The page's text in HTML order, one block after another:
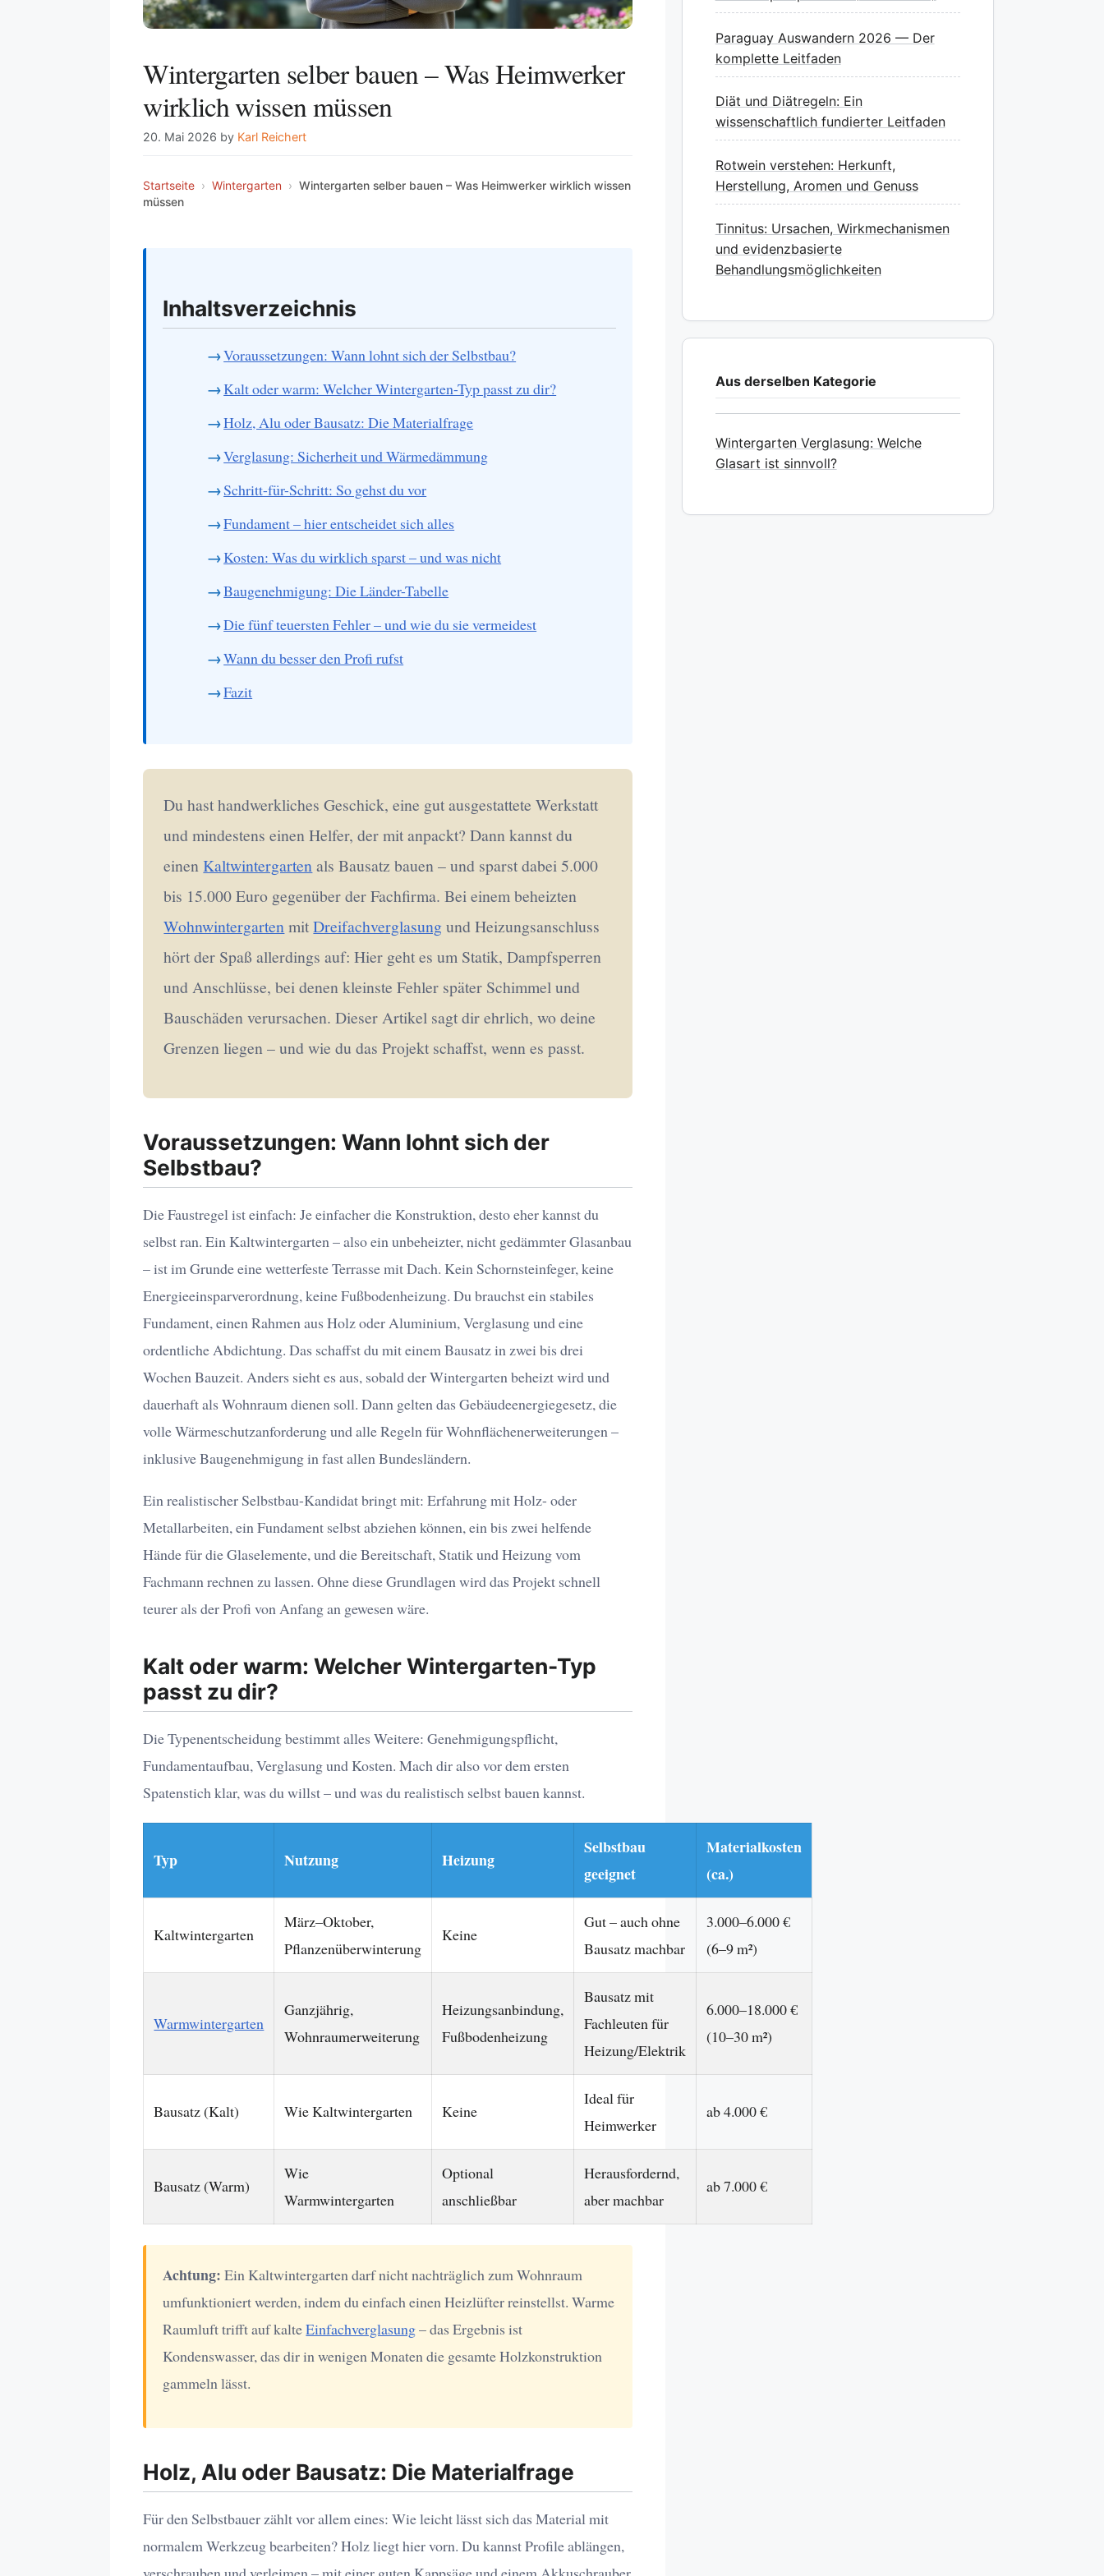
Wintergarten selber bauen – Was Heimwerker
wirklich wissen müssen
20. Mai 2026 by Karl Reichert
Startseite › Wintergarten › Wintergarten selber bauen – Was Heimwerker wirklich wissen
müssen
Inhaltsverzeichnis
Voraussetzungen: Wann lohnt sich der Selbstbau?
Kalt oder warm: Welcher Wintergarten-Typ passt zu dir?
Holz, Alu oder Bausatz: Die Materialfrage
Verglasung: Sicherheit und Wärmedämmung
Schritt-für-Schritt: So gehst du vor
Fundament – hier entscheidet sich alles
Kosten: Was du wirklich sparst – und was nicht
Baugenehmigung: Die Länder-Tabelle
Die fünf teuersten Fehler – und wie du sie vermeidest
Wann du besser den Profi rufst
Fazit
Du hast handwerkliches Geschick, eine gut ausgestattete Werkstatt
und mindestens einen Helfer, der mit anpackt? Dann kannst du
einenKaltwintergartenals Bausatz bauen – und sparst dabei 5.000
bis 15.000 Euro gegenüber der Fachfirma. Bei einem beheizten
WohnwintergartenmitDreifachverglasungund Heizungsanschluss
hört der Spaß allerdings auf: Hier geht es um Statik, Dampfsperren
und Anschlüsse, bei denen kleinste Fehler später Schimmel und
Bauschäden verursachen. Dieser Artikel sagt dir ehrlich, wo deine
Grenzen liegen – und wie du das Projekt schaffst, wenn es passt.
Voraussetzungen: Wann lohnt sich der
Selbstbau?
Die Faustregel ist einfach: Je einfacher die Konstruktion, desto eher kannst du
selbst ran. Ein Kaltwintergarten – also ein unbeheizter, nicht gedämmter Glasanbau
– ist im Grunde eine wetterfeste Terrasse mit Dach. Kein Schornsteinfeger, keine
Energieeinsparverordnung, keine Fußbodenheizung. Du brauchst ein stabiles
Fundament, einen Rahmen aus Holz oder Aluminium, Verglasung und eine
ordentliche Abdichtung. Das schaffst du mit einem Bausatz in zwei bis drei
Wochen Bauzeit. Anders sieht es aus, sobald der Wintergarten beheizt wird und
dauerhaft als Wohnraum dienen soll. Dann gelten das Gebäudeenergiegesetz, die
volle Wärmeschutzanforderung und alle Regeln für Wohnflächenerweiterungen –
inklusive Baugenehmigung in fast allen Bundesländern.
Ein realistischer Selbstbau-Kandidat bringt mit: Erfahrung mit Holz- oder
Metallarbeiten, ein Fundament selbst abziehen können, ein bis zwei helfende
Hände für die Glaselemente, und die Bereitschaft, Statik und Heizung vom
Fachmann rechnen zu lassen. Ohne diese Grundlagen wird das Projekt schnell
teurer als der Profi von Anfang an gewesen wäre.
Kalt oder warm: Welcher Wintergarten-Typ
passt zu dir?
Die Typenentscheidung bestimmt alles Weitere: Genehmigungspflicht,
Fundamentaufbau, Verglasung und Kosten. Mach dir also vor dem ersten
Spatenstich klar, was du willst – und was du realistisch selbst bauen kannst.
Typ Nutzung Heizung
Selbstbau
geeignet
Materialkosten
(ca.)
Kaltwintergarten
März–Oktober,
Pflanzenüberwinterung
Keine
Gut – auch ohne
Bausatz machbar
3.000–6.000 €
(6–9 m²)
Warmwintergarten
Ganzjährig,
Wohnraumerweiterung
Heizungsanbindung,
Fußbodenheizung
Bausatz mit
Fachleuten für
Heizung/Elektrik
6.000–18.000 €
(10–30 m²)
Bausatz (Kalt) Wie Kaltwintergarten Keine
Ideal für
Heimwerker
ab 4.000 €
Bausatz (Warm)
Wie
Warmwintergarten
Optional
anschließbar
Herausfordernd,
aber machbar
ab 7.000 €
Achtung: Ein Kaltwintergarten darf nicht nachträglich zum Wohnraum
umfunktioniert werden, indem du einfach einen Heizlüfter reinstellst. Warme
Raumluft trifft auf kalteEinfachverglasung– das Ergebnis ist
Kondenswasser, das dir in wenigen Monaten die gesamte Holzkonstruktion
gammeln lässt.
Holz, Alu oder Bausatz: Die Materialfrage
Für den Selbstbauer zählt vor allem eines: Wie leicht lässt sich das Material mit
normalem Werkzeug bearbeiten? Holz liegt hier vorn. Du kannst Profile ablängen,
Paraguay Auswandern 2026 — Der
komplette Leitfaden
Diät und Diätregeln: Ein
wissenschaftlich fundierter Leitfaden
Rotwein verstehen: Herkunft,
Herstellung, Aromen und Genuss
Tinnitus: Ursachen, Wirkmechanismen
und evidenzbasierte
Behandlungsmöglichkeiten
Aus derselben Kategorie
Wintergarten Verglasung: Welche
Glasart ist sinnvoll?